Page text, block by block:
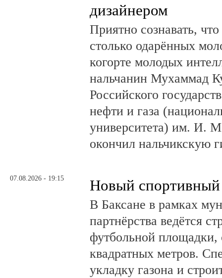
дизайнером
Приятно сознавать,
столько одарённых
когорте молодых
нальчанин Мухаммад
Российского
нефти и газа
университета) им. И.
окончил нальчикскую
07.08.2026 - 19:15 Новый спортивный
В Баксане в рамках
партнёрства ведётся
футбольной
квадратных метров.
укладку газона и